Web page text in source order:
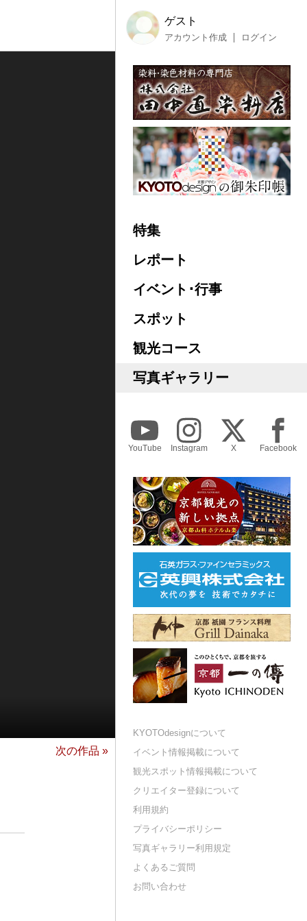
次の作品 »
ゲスト
アカウント作成 ログイン
特集
レポート
イベント･行事
スポット
観光コース
写真ギャラリー
YouTube Instagram X Facebook
KYOTOdesignについて
イベント情報掲載について
観光スポット情報掲載について
クリエイター登録について
利用規約
プライバシーポリシー
写真ギャラリー利用規定
よくあるご質問
お問い合わせ